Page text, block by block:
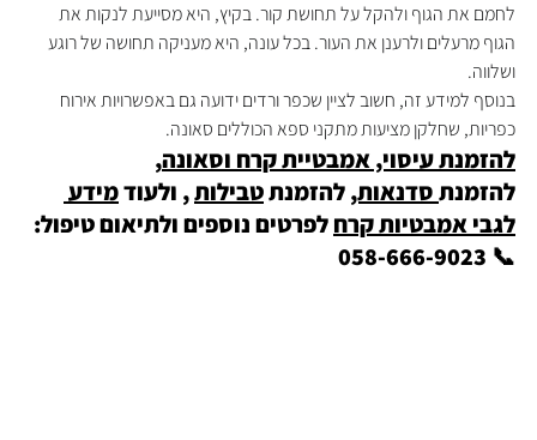
לחמם את הגוף ולהקל על תחושת קור. בקיץ, היא מסייעת לנקות את
הגוף מרעלים ולרענן את העור. בכל עונה, היא מעניקה תחושה של רוגע
ושלווה.
בנוסף למידע זה, חשוב לציין שכפר ורדים ידועה גם באפשרויות אירוח
כפריות, שחלקן מציעות מתקני ספא הכוללים סאונה.
להזמנת עיסוי, אמבטיית קרח וסאונה,
להזמנת סדנאות, להזמנת טבילות , ולעוד מידע
לגבי אמבטיות קרח לפרטים נוספים ולתיאום טיפול:
📞 058-666-9023